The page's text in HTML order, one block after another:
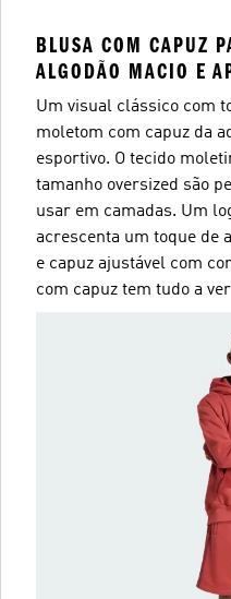
BLUSA COM CAPUZ
ALGODÃO MACIO E
Um visual clássico com
moletom com capuz da
esportivo. O tecido
tamanho oversized são
usar em camadas. Um
acrescenta um toque de
e capuz ajustável com
com capuz tem tudo a